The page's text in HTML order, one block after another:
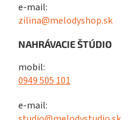
e-mail:
zilina@melodyshop.sk
NAHRÁVACIE ŠTÚDIO
mobil:
0949 505 101
e-mail: